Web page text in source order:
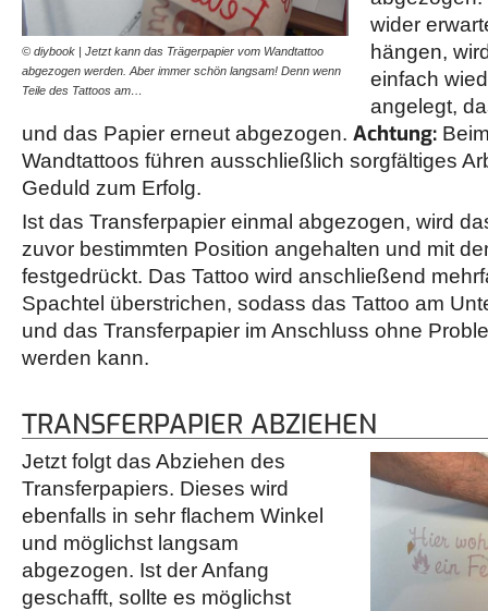
© diybook | Jetzt kann das Trägerpapier vom Wandtattoo
abgezogen werden. Aber immer schön langsam! Denn wenn
Teile des Tattoos am…
© diybook | Bevor es
Kleben, wird das Motiv
wider
hängen,
einfach
angelegt,
und das Papier erneut abgezogen. Achtung:
Wandtattoos führen ausschließlich sorgfältiges
Geduld zum Erfolg.
Ist das Transferpapier einmal abgezogen, wird
zuvor bestimmten Position angehalten und mit
festgedrückt. Das Tattoo wird anschließend
Spachtel überstrichen, sodass das Tattoo am
und das Transferpapier im Anschluss ohne
werden kann.
TRANSFERPAPIER ABZIEHEN
Jetzt folgt das Abziehen des
Transferpapiers. Dieses wird
ebenfalls in sehr flachem Winkel
und möglichst langsam
abgezogen. Ist der Anfang
geschafft, sollte es möglichst